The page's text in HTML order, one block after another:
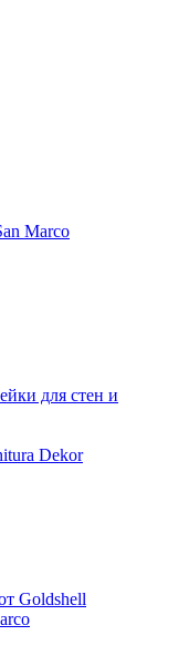
Marco
для стен и
Dekor
Goldshell